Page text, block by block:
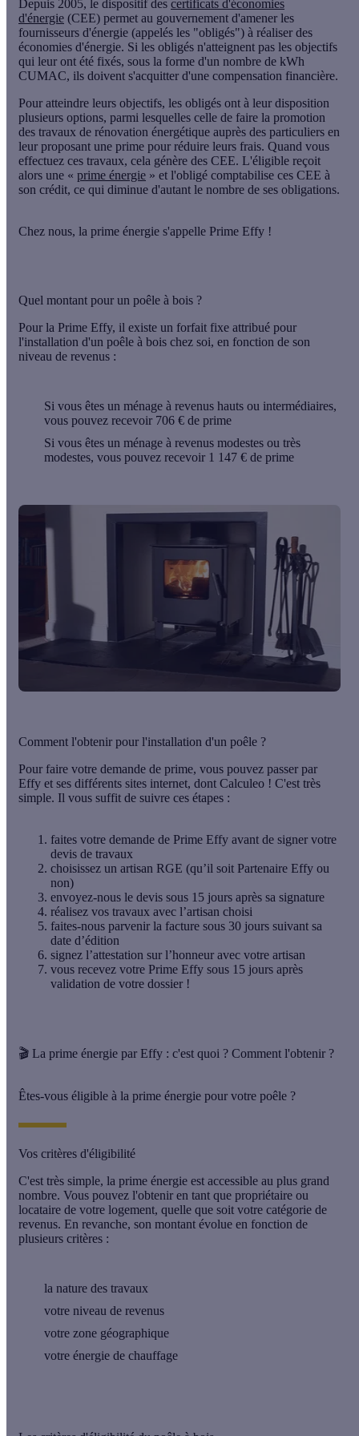
Depuis 2005, le dispositif des certificats d'économies
d'énergie (CEE) permet au gouvernement d'amener les
fournisseurs d'énergie (appelés les "obligés") à réaliser des
économies d'énergie. Si les obligés n'atteignent pas les objectifs
qui leur ont été fixés, sous la forme d'un nombre de kWh
CUMAC, ils doivent s'acquitter d'une compensation financière.
Pour atteindre leurs objectifs, les obligés ont à leur disposition
plusieurs options, parmi lesquelles celle de faire la promotion
des travaux de rénovation énergétique auprès des particuliers en
leur proposant une prime pour réduire leurs frais. Quand vous
effectuez ces travaux, cela génère des CEE. L'éligible reçoit
alors une « prime énergie » et l'obligé comptabilise ces CEE à
son crédit, ce qui diminue d'autant le nombre de ses obligations.
Chez nous, la prime énergie s'appelle Prime Effy !
Quel montant pour un poêle à bois ?
Pour la Prime Effy, il existe un forfait fixe attribué pour
l'installation d'un poêle à bois chez soi, en fonction de son
niveau de revenus :
Si vous êtes un ménage à revenus hauts ou intermédiaires,
vous pouvez recevoir 706 € de prime
Si vous êtes un ménage à revenus modestes ou très
modestes, vous pouvez recevoir 1 147 € de prime
Comment l'obtenir pour l'installation d'un poêle ?
Pour faire votre demande de prime, vous pouvez passer par
Effy et ses différents sites internet, dont Calculeo ! C'est très
simple. Il vous suffit de suivre ces étapes :
faites votre demande de Prime Effy avant de signer votre
devis de travaux
choisissez un artisan RGE (qu’il soit Partenaire Effy ou
non)
envoyez-nous le devis sous 15 jours après sa signature
réalisez vos travaux avec l’artisan choisi
faites-nous parvenir la facture sous 30 jours suivant sa
date d’édition
signez l’attestation sur l’honneur avec votre artisan
vous recevez votre Prime Effy sous 15 jours après
validation de votre dossier !
🎬 La prime énergie par Effy : c'est quoi ? Comment l'obtenir ?
Êtes-vous éligible à la prime énergie pour votre poêle ?
Vos critères d'éligibilité
C'est très simple, la prime énergie est accessible au plus grand
nombre. Vous pouvez l'obtenir en tant que propriétaire ou
locataire de votre logement, quelle que soit votre catégorie de
revenus. En revanche, son montant évolue en fonction de
plusieurs critères :
la nature des travaux
votre niveau de revenus
votre zone géographique
votre énergie de chauffage